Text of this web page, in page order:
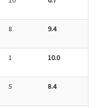
8 9.4
1 10.0
5 8.4